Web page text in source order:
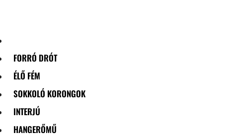
FORRÓ DRÓT
ÉLŐ FÉM
SOKKOLÓ KORONGOK
INTERJÚ
HANGERŐMŰ